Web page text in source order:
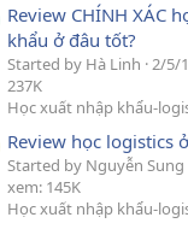
Review CHÍNH XÁC
khẩu ở đâu tốt?
Started by Hà Linh 2/5/
237K
Học xuất nhập khẩu-
Review học logistics
Started by Nguyễn Sung
xem: 145K
Học xuất nhập khẩu-